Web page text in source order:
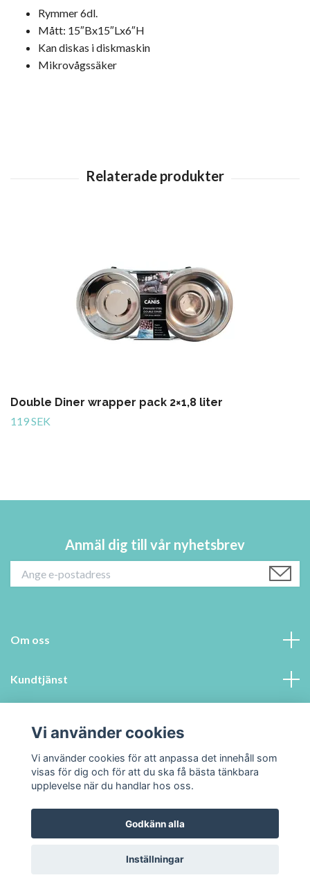
Rymmer 6dl.
Mått: 15″Bx15″Lx6″H
Kan diskas i diskmaskin
Mikrovågssäker
Double Diner wrapper pack 2×1,8 liter
119 SEK
Anmäl dig till vår nyhetsbrev
Om oss
Kundtjänst
Sociala medier
© 2026 Swedenpets.se
Vi använder cookies
Vi använder cookies för att anpassa det innehåll som
visas för dig och för att du ska få bästa tänkbara
upplevelse när du handlar hos oss.
Godkänn alla
Inställningar